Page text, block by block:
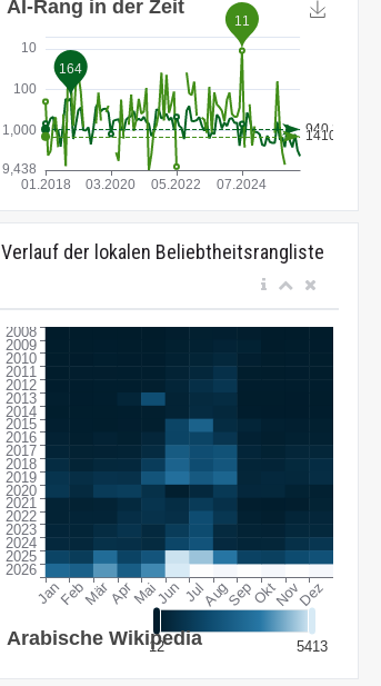
Verlauf der lokalen Beliebtheitsrangliste